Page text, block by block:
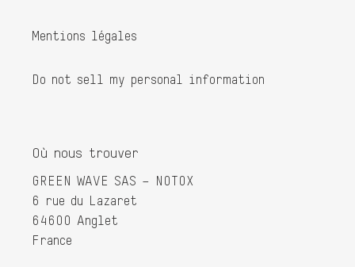
Mentions légales
Do not sell my personal information
Où nous trouver
GREEN WAVE SAS – NOTOX
6 rue du Lazaret
64600 Anglet
France